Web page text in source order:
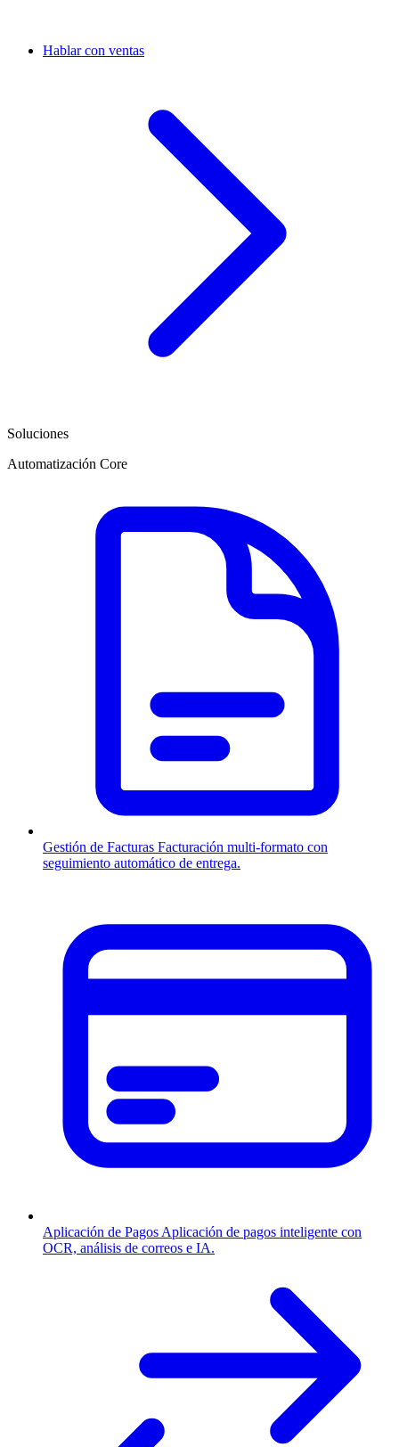
Hablar con ventas
Soluciones
Automatización Core
Gestión de Facturas Facturación multi-formato con
seguimiento automático de entrega.
Aplicación de Pagos Aplicación de pagos inteligente con
OCR, análisis de correos e IA.